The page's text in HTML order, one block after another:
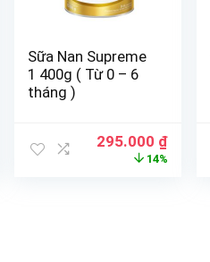
Sữa Nan Supreme
1 400g ( Từ 0 – 6
tháng )
295.000 ₫
14%